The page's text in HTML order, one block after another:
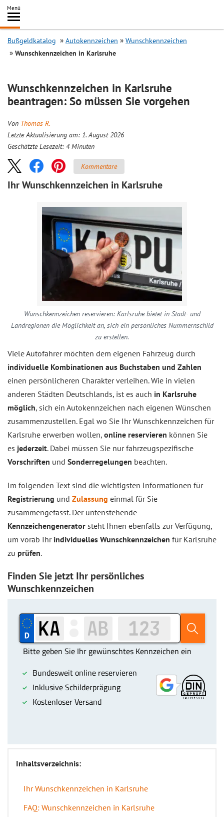
Inhalt
springen
Menü
Search
Bußgeldkatalog Autokennzeichen
Wunschkennzeichen
Wunschkennzeichen in Karlsruhe
Wunschkennzeichen in Karlsruhe
beantragen: So müssen Sie vorgehen
Von Thomas R.
Letzte Aktualisierung am: 1. August 2026
Geschätzte Lesezeit: 4 Minuten
Kommentare
Ihr Wunschkennzeichen in Karlsruhe
Wunschkennzeichen reservieren: Karlsruhe bietet in Stadt- und
Landregionen die Möglichkeit an, sich ein persönliches Nummernschild
zu erstellen.
Viele Autofahrer möchten dem eigenen Fahrzeug durch
individuelle Kombinationen aus Buchstaben und Zahlen
einen persönlicheren Charakter verleihen. Wie in vielen
anderen Städten Deutschlands, ist es auch in Karlsruhe
möglich, sich ein Autokennzeichen nach eigenen Wünschen
zusammenzustellen. Egal wo Sie Ihr Wunschkennzeichen für
Karlsruhe erwerben wollen, online reservieren können Sie
es jederzeit. Dabei müssen Sie nur fahrzeugspezifische
Vorschriften und Sonderregelungen beachten.
Im folgenden Text sind die wichtigsten Informationen für
Registrierung und Zulassung einmal für Sie
zusammengefasst. Der untenstehende
Kennzeichengenerator steht Ihnen ebenfalls zur Verfügung,
um vorab Ihr individuelles Wunschkennzeichen für Karlsruhe
zu prüfen.
Finden Sie jetzt Ihr persönliches
Wunschkennzeichen
Inhaltsverzeichnis:
Ihr Wunschkennzeichen in Karlsruhe
FAQ: Wunschkennzeichen in Karlsruhe